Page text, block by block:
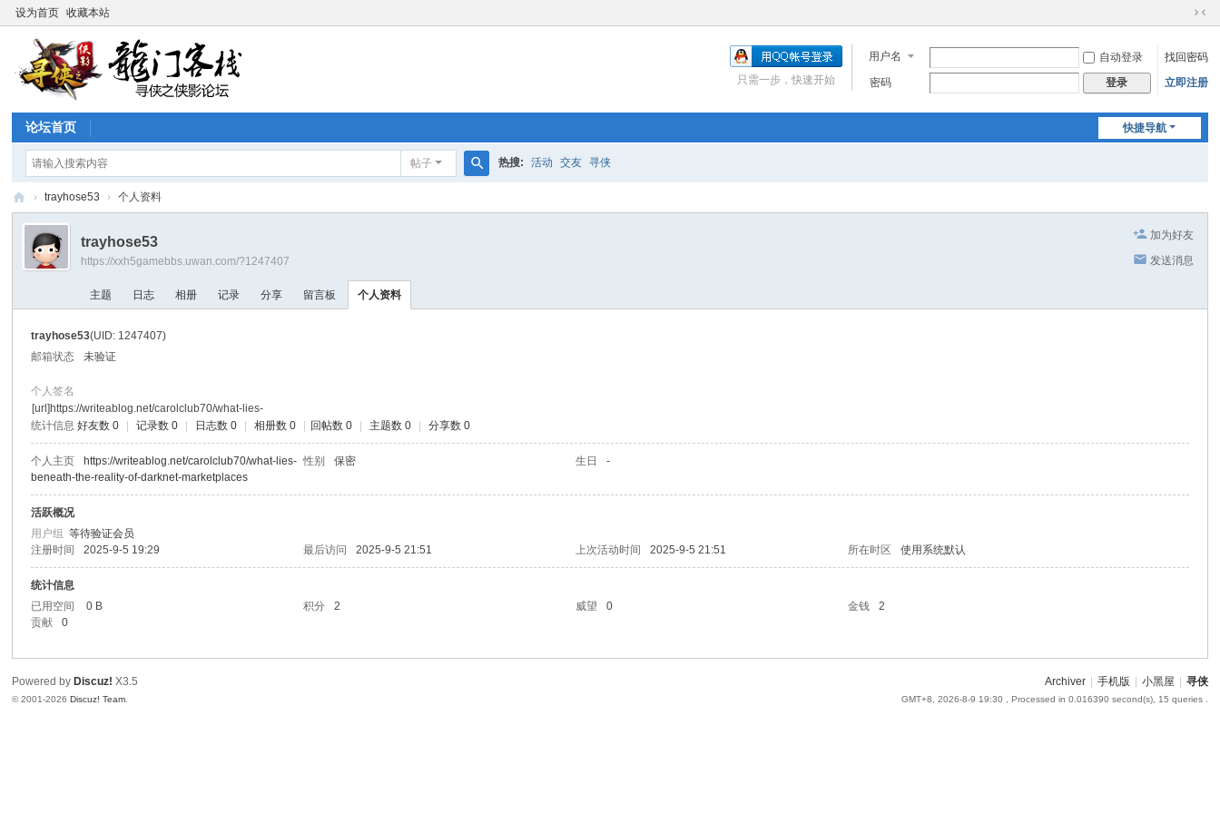
设为首页 收藏本站
切
到
窄
用户名 自动登录
找回密码
密码
登录 立即注册
只需一步，快速开始
快捷导航
论坛首页
帖子
索
热搜: 活动 交友 寻侠
寻
论
› trayhose53 › 个人资料
加为好友
发送消息
trayhose53
https://xxh5gamebbs.uwan.com/?1247407
主题 日志 相册 记录 分享 留言板 个人资料
trayhose53(UID: 1247407)
邮箱状态
未验证
个人签名
[url]https://writeablog.net/carolclub70/what-lies-
统计信息 好友数 0 记录数 0 日志数 0 相册数 0 回帖数 0 主题数 0 分享数 0
个人主页
https://writeablog.net/carolclub70/what-lies-
beneath-the-reality-of-darknet-marketplaces
性别 保密 生日 -
活跃概况
用户组等待验证会员
注册时间
2025-9-5 19:29 最后访问 2025-9-5 21:51 上次活动时间 2025-9-5 21:51 所在时区 使用系统默认
统计信息
已用空间
0 B 积分 2 威望 0 金钱
2
贡献
0
Archiver 手机版 小黑屋 寻侠
GMT+8, 2026-8-9 19:30 , Processed in 0.016390 second(s), 15 queries .
Powered by Discuz! X3.5
© 2001-2026Discuz! Team